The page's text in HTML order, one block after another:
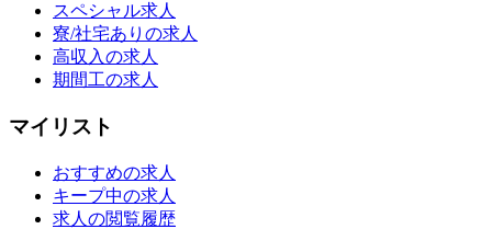
スペシャル求人
寮/社宅ありの求人
高収入の求人
期間工の求人
マイリスト
おすすめの求人
キープ中の求人
求人の閲覧履歴